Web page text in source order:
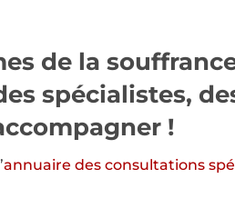
de la
spécialistes,
!
annuaire des consultations